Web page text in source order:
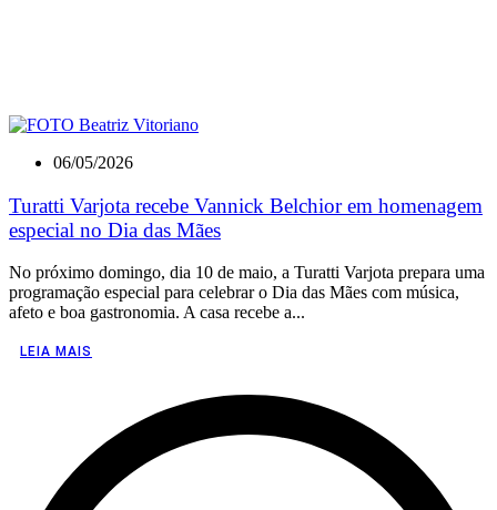
06/05/2026
Turatti Varjota recebe Vannick Belchior em homenagem
especial no Dia das Mães
No próximo domingo, dia 10 de maio, a Turatti Varjota prepara uma
programação especial para celebrar o Dia das Mães com música,
afeto e boa gastronomia. A casa recebe a...
LEIA MAIS